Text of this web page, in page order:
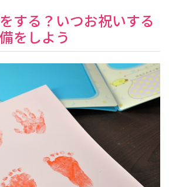
する？いつお祝いする
をしよう